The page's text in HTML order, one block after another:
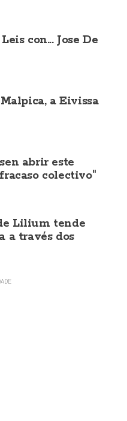
con... Jose De
a Eivissa
abrir este
colectivo"
Lilium tende
a través dos